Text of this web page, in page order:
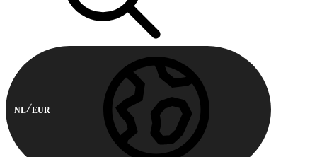
NL EUR